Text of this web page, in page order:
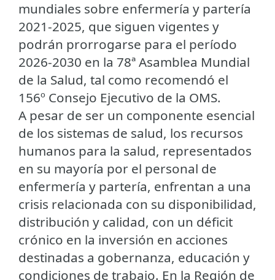
mundiales sobre enfermería y partería
2021-2025, que siguen vigentes y
podrán prorrogarse para el período
2026-2030 en la 78ª Asamblea Mundial
de la Salud, tal como recomendó el
156º Consejo Ejecutivo de la OMS.
A pesar de ser un componente esencial
de los sistemas de salud, los recursos
humanos para la salud, representados
en su mayoría por el personal de
enfermería y partería, enfrentan a una
crisis relacionada con su disponibilidad,
distribución y calidad, con un déficit
crónico en la inversión en acciones
destinadas a gobernanza, educación y
condiciones de trabajo. En la Región de